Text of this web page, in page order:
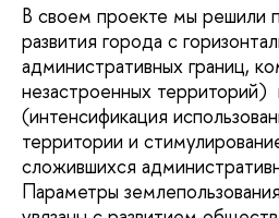
В своем проекте мы решили
развития города с
административных границ,
незастроенных территорий)
(интенсификация
территории и
сложившихся
Параметры